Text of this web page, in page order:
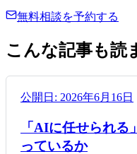
無料相談を予約する
こんな記事も読
公開日: 2026年6月16日
「AIに任せられる
っているか